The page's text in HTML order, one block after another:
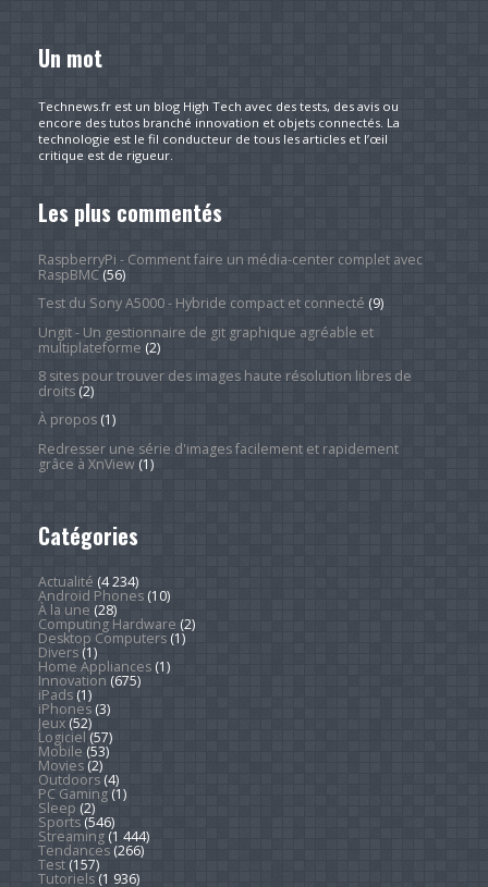
Un mot
Technews.fr est un blog High Tech avec des tests, des avis ou
encore des tutos branché innovation et objets connectés. La
technologie est le fil conducteur de tous les articles et l’œil
critique est de rigueur.
Les plus commentés
RaspberryPi - Comment faire un média-center complet avec
RaspBMC(56)
Test du Sony A5000 - Hybride compact et connecté (9)
Ungit - Un gestionnaire de git graphique agréable et
multiplateforme (2)
8 sites pour trouver des images haute résolution libres de
droits(2)
À propos(1)
Redresser une série d'images facilement et rapidement
grâce à XnView(1)
Catégories
Actualité (4 234)
Android Phones(10)
À la une (28)
Computing Hardware (2)
Desktop Computers(1)
Divers(1)
Home Appliances(1)
Innovation (675)
iPads(1)
iPhones(3)
Jeux(52)
Logiciel (57)
Mobile (53)
Movies(2)
Outdoors(4)
PC Gaming(1)
Sleep (2)
Sports(546)
Streaming(1 444)
Tendances(266)
Test(157)
Tutoriels(1 936)